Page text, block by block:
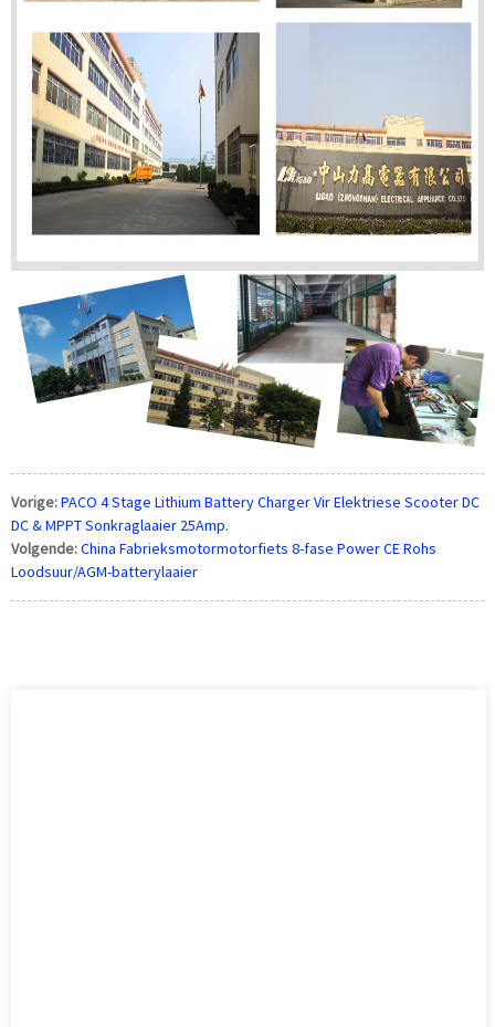
Vorige:PACO 4 Stage Lithium Battery Charger Vir Elektriese Scooter DC
DC & MPPT Sonkraglaaier 25Amp.
Volgende:China Fabrieksmotormotorfiets 8-fase Power CE Rohs
Loodsuur/AGM-batterylaaier